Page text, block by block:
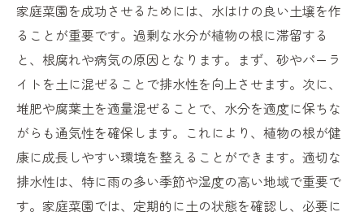
家庭菜園を成功させるためには、水はけの良い土壌を作
ることが重要です。過剰な水分が植物の根に滞留する
と、根腐れや病気の原因となります。まず、砂やパーラ
イトを土に混ぜることで排水性を向上させます。次に、
堆肥や腐葉土を適量混ぜることで、水分を適度に保ちな
がらも通気性を確保します。これにより、植物の根が健
康に成長しやすい環境を整えることができます。適切な
排水性は、特に雨の多い季節や湿度の高い地域で重要で
す。家庭菜園では、定期的に土の状態を確認し、必要に